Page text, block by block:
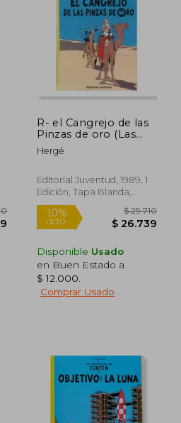
7%
dcto.
R- el Cangrejo de las
Pinzas de oro (Las
Aventuras de Tintin
Rustica)
Hergé
Editorial Juventud, 1989, 1
Edición, Tapa Blanda,
Nuevo
Disponible Usado
en Buen Estado a
$ 12.000
Comprar Usado